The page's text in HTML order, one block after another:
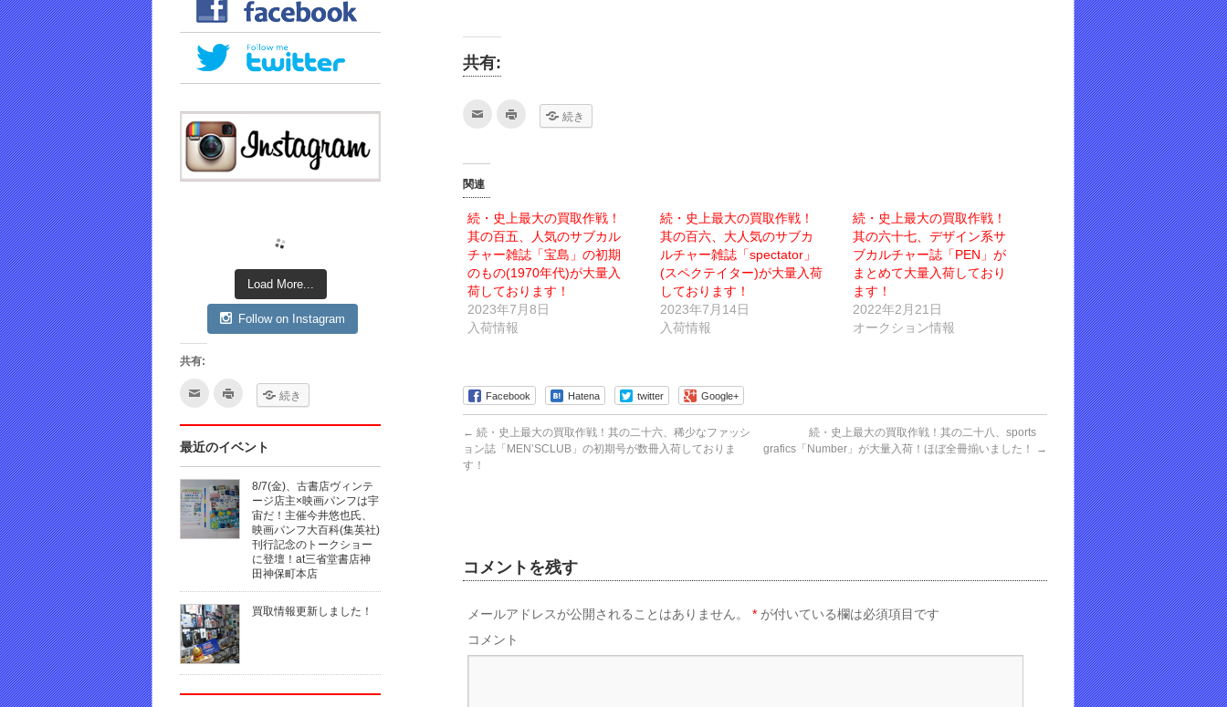
共有:
て
へ
ー
ル
で
送
信
(新
し
い
ウ
ィ
ン
き
ま
す)
し
い
ィ
ン
ド
ウ
で
開
き
ま
続き
関連
続・史上最大の買取作戦！
其の百五、人気のサブカル
チャー雑誌「宝島」の初期
のもの(1970年代)が大量入
荷しております！
2023年7月8日
入荷情報
続・史上最大の買取作戦！
其の百六、大人気のサブカ
ルチャー雑誌「spectator」
(スペクテイター)が大量入荷
しております！
2023年7月14日
入荷情報
続・史上最大の買取作戦！
其の六十七、デザイン系サ
ブカルチャー誌「PEN」が
まとめて大量入荷しており
ます！
2022年2月21日
オークション情報
Facebook Hatena twitter Google+
← 続・史上最大の買取作戦！其の二十六、稀少なファッシ
ョン誌「MEN’SCLUB」の初期号が数冊入荷しておりま
す！
続・史上最大の買取作戦！其の二十八、sports
grafics「Number」が大量入荷！ほぼ全冊揃いました！
→
コメントを残す
メールアドレスが公開されることはありません。 * が付いている欄は必須項目です
コメント
Load More...
Follow on Instagram
共有:
ク
て
友
達
へ
メ
ー
ル
で
送
信
ウ
ン
ド
ウ
で
開
き
ま
ク
て
印
刷
(新
し
い
ウ
ィ
ン
ド
き
す)
続き
最近のイベント
8/7(金)、古書店ヴィンテ
ージ店主×映画パンフは宇
宙だ！主催今井悠也氏、
映画パンフ大百科(集英社)
刊行記念のトークショー
に登壇！at三省堂書店神
田神保町本店
買取情報更新しました！